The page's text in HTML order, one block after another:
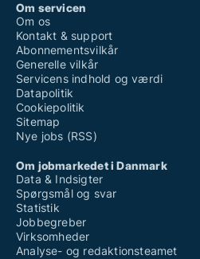
Om servicen
Om os
Kontakt & support
Abonnementsvilkår
Generelle vilkår
Servicens indhold og værdi
Datapolitik
Cookiepolitik
Sitemap
Nye jobs (RSS)
Om jobmarkedet i Danmark
Data & Indsigter
Spørgsmål og svar
Statistik
Jobbegreber
Virksomheder
Analyse- og redaktionsteamet